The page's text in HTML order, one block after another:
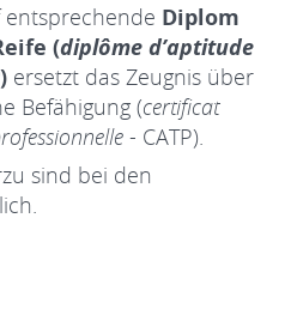
entsprechende Diplom
(diplôme d’aptitude
ersetzt das Zeugnis über
Befähigung (certificat
- CATP).
sind bei den